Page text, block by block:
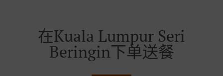
在Kuala Lumpur Seri
Beringin下单送餐